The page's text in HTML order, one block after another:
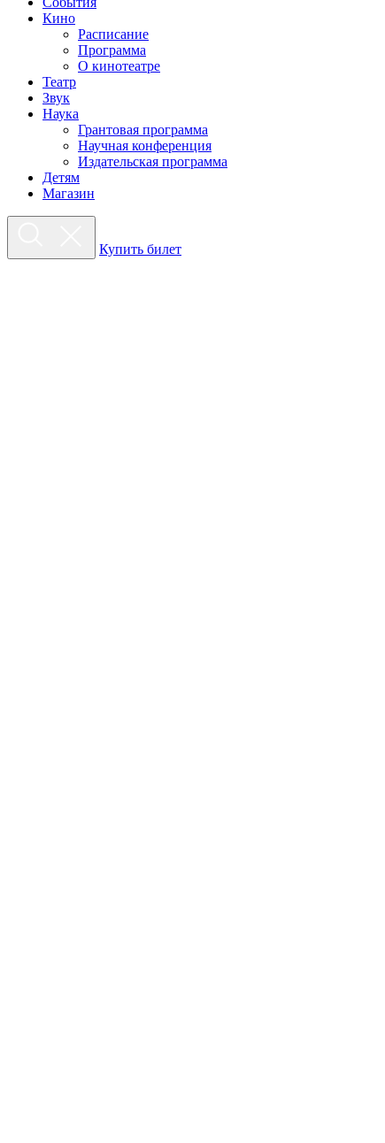
Кино
Расписание
Программа
О кинотеатре
Театр
Звук
Наука
Грантовая программа
Научная конференция
Издательская программа
Детям
Магазин
Купить билет